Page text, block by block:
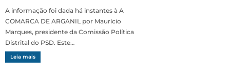
A informação foi dada há instantes à A
COMARCA DE ARGANIL por Maurício
Marques, presidente da Comissão Política
Distrital do PSD. Este…
Leia mais